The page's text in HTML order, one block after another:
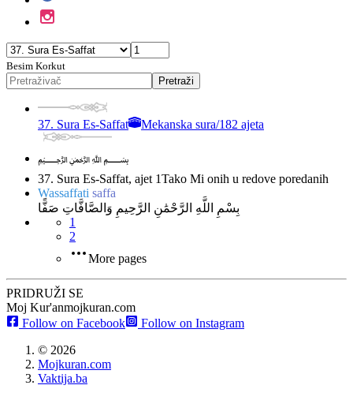
Besim Korkut
Pretraži
37. Sura Es-Saffat Mekanska sura/182 ajeta
﷽
37. Sura Es-Saffat, ajet 1Tako Mi onih u redove poredanih
Wassaffati saffa
بِسْمِ اللَّهِ الرَّحْمَٰنِ الرَّحِيمِ وَالصَّافَّاتِ صَفًّا
1
2
More pages
PRIDRUŽI SE
Moj Kur'anmojkuran.com
Follow on Facebook
Follow on Instagram
© 2026
Mojkuran.com
Vaktija.ba